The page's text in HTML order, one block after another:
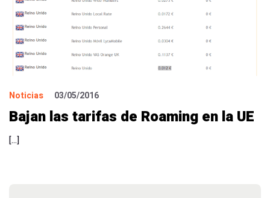
Noticias 03/05/2016
Bajan las tarifas de Roaming en la UE
[…]